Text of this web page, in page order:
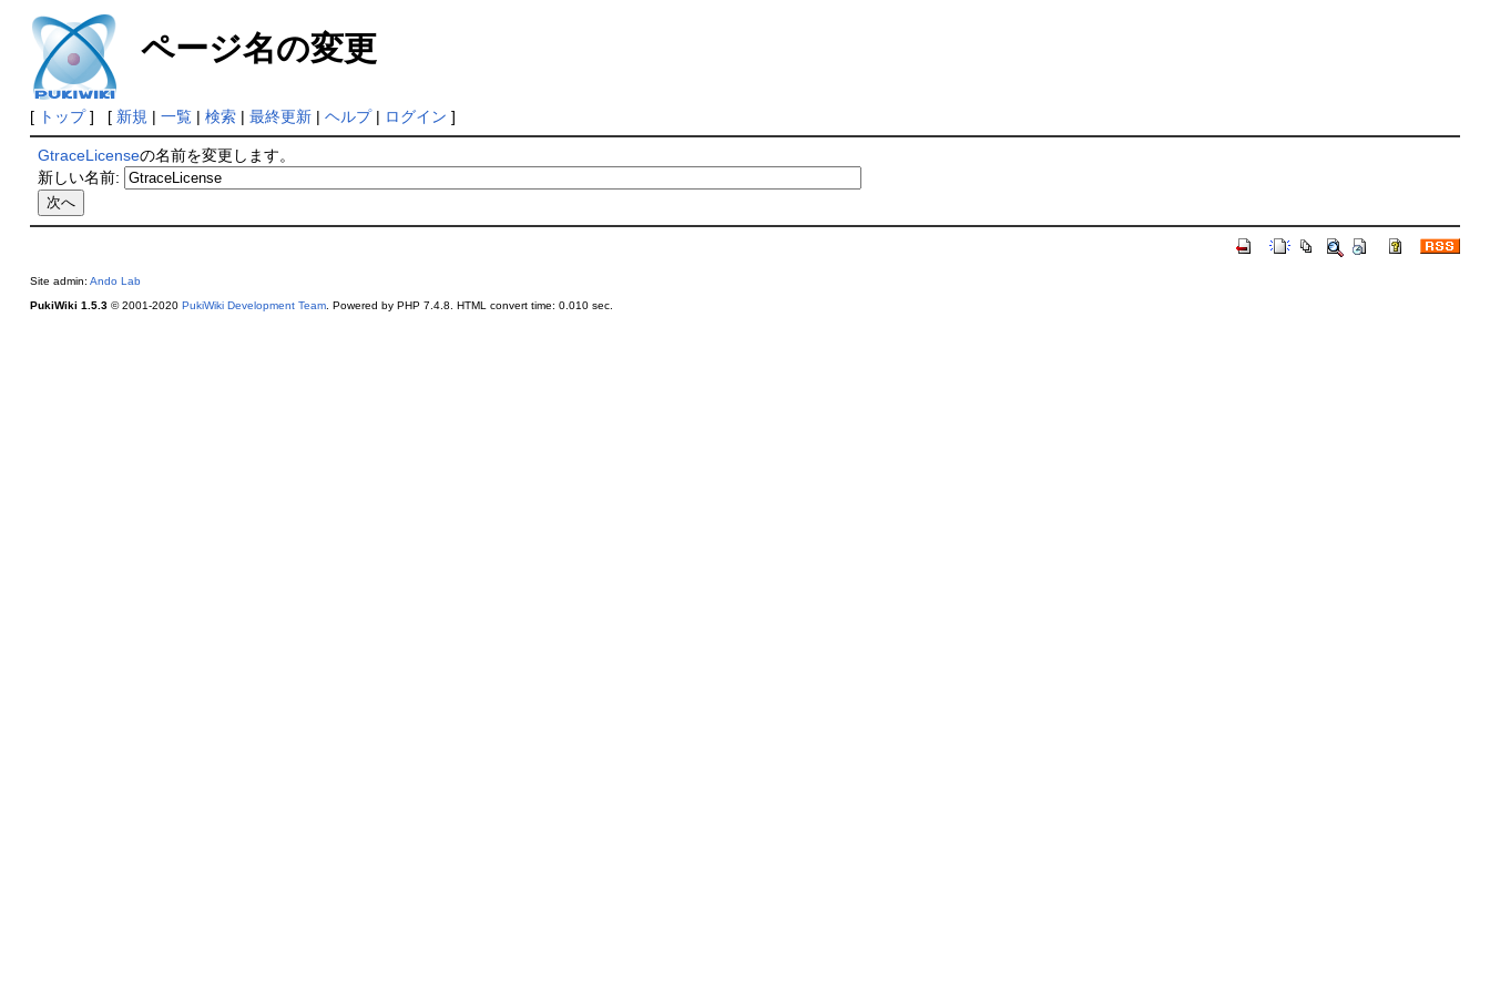
ページ名の変更
[ トップ] [ 新規 | 一覧| 検索| 最終更新| ヘルプ| ログイン ]
GtraceLicenseの名前を変更します。
新しい名前:
Site admin: Ando Lab
PukiWiki 1.5.3© 2001-2020 PukiWiki Development Team. Powered by PHP 7.4.8. HTML convert time: 0.010 sec.